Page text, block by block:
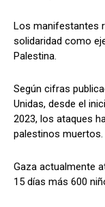
Los manifestantes
solidaridad como
Palestina.
Según cifras
Unidas, desde el
2023, los ataques
palestinos muertos.
Gaza actualmente
15 días más 600